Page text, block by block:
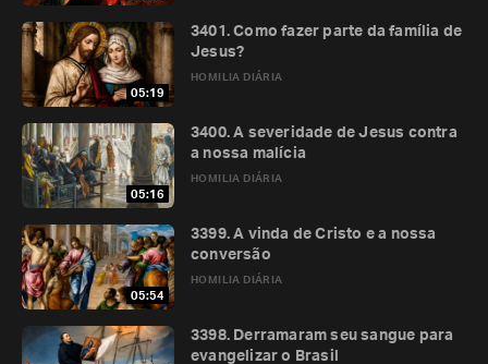
05:19
HOMILIA DIÁRIA
3401. Como fazer parte da família de
Jesus?
05:16
HOMILIA DIÁRIA
3400. A severidade de Jesus contra
a nossa malícia
05:54
HOMILIA DIÁRIA
3399. A vinda de Cristo e a nossa
conversão
3398. Derramaram seu sangue para
evangelizar o Brasil